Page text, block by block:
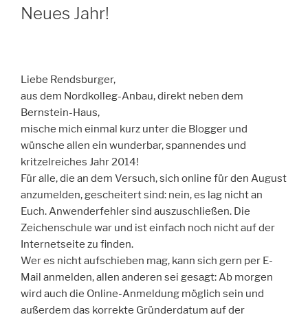
AM
Neues Jahr!
Liebe Rendsburger,
aus dem Nordkolleg-Anbau, direkt neben dem
Bernstein-Haus,
mische mich einmal kurz unter die Blogger und
wünsche allen ein wunderbar, spannendes und
kritzelreiches Jahr 2014!
Für alle, die an dem Versuch, sich online für den August
anzumelden, gescheitert sind: nein, es lag nicht an
Euch. Anwenderfehler sind auszuschließen. Die
Zeichenschule war und ist einfach noch nicht auf der
Internetseite zu finden.
Wer es nicht aufschieben mag, kann sich gern per E-
Mail anmelden, allen anderen sei gesagt: Ab morgen
wird auch die Online-Anmeldung möglich sein und
außerdem das korrekte Gründerdatum auf der